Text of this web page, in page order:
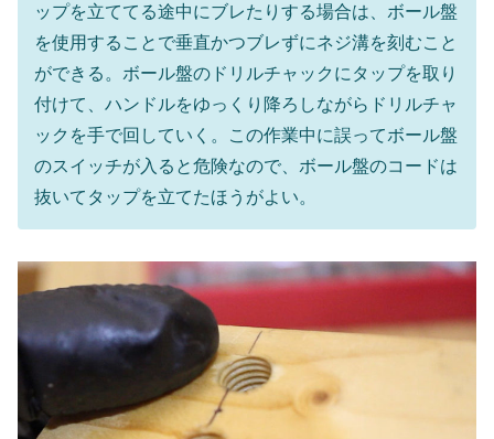
ップを立ててる途中にブレたりする場合は、ボール盤
を使用することで垂直かつブレずにネジ溝を刻むこと
ができる。ボール盤のドリルチャックにタップを取り
付けて、ハンドルをゆっくり降ろしながらドリルチャ
ックを手で回していく。この作業中に誤ってボール盤
のスイッチが入ると危険なので、ボール盤のコードは
抜いてタップを立てたほうがよい。